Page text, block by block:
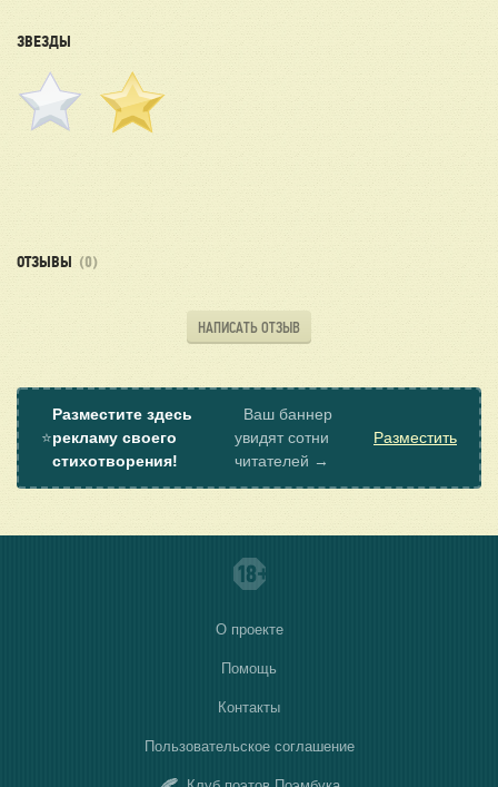
ЗВЕЗДЫ
ОТЗЫВЫ (0)
НАПИСАТЬ ОТЗЫВ
⭐
Разместите здесь
рекламу своего
стихотворения!
Ваш баннер
увидят сотни
читателей →
Разместить
О проекте
Помощь
Контакты
Пользовательское соглашение